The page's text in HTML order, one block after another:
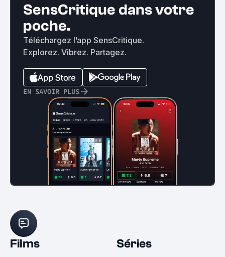
SensCritique dans votre
poche.
Téléchargez l’app SensCritique.
Explorez. Vibrez. Partagez.
EN SAVOIR PLUS
Films Séries